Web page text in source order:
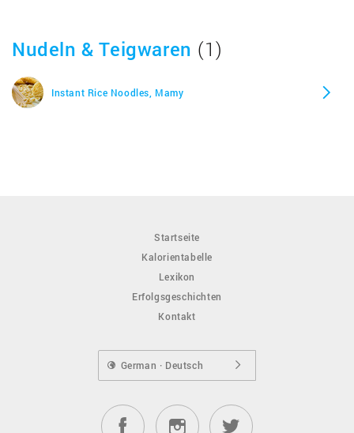
Nudeln & Teigwaren (1)
Instant Rice Noodles, Mamy
Startseite
Kalorientabelle
Lexikon
Erfolgsgeschichten
Kontakt
German · Deutsch